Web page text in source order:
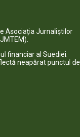
Asociația Jurnaliștilor
financiar al Suediei.
neapărat punctul de